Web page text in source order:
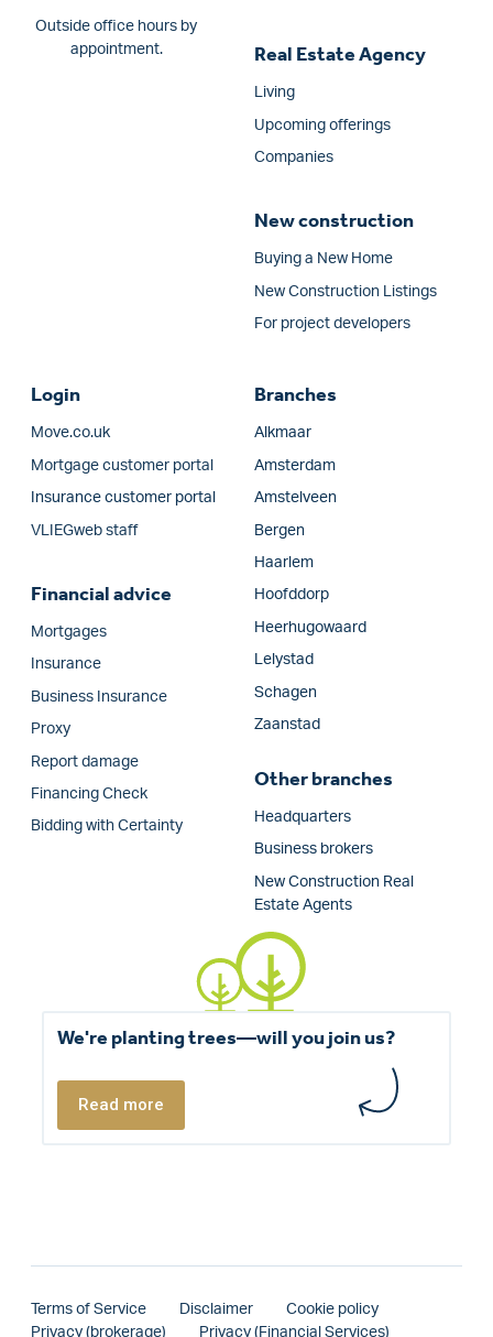
Outside office hours by
appointment.
Real Estate Agency
Living
Upcoming offerings
Companies
New construction
Buying a New Home
New Construction Listings
For project developers
Login
Move.co.uk
Mortgage customer portal
Insurance customer portal
VLIEGweb staff
Financial advice
Mortgages
Insurance
Business Insurance
Proxy
Report damage
Financing Check
Bidding with Certainty
Branches
Alkmaar
Amsterdam
Amstelveen
Bergen
Haarlem
Hoofddorp
Heerhugowaard
Lelystad
Schagen
Zaanstad
Other branches
Headquarters
Business brokers
New Construction Real
Estate Agents
We're planting trees—will you join us?
Read more
Terms of Service Disclaimer
Cookie policy
Privacy (brokerage)
Privacy (Financial Services)